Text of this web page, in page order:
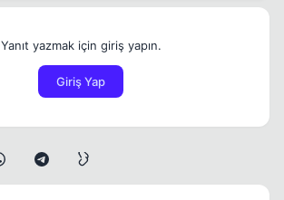
Yanıt yazmak için giriş yapın.
Giriş Yap